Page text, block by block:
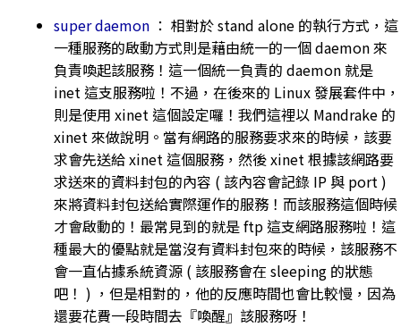
super daemon ： 相對於 stand alone 的執行方式，這
一種服務的啟動方式則是藉由統一的一個 daemon 來
負責喚起該服務！這一個統一負責的 daemon 就是
inet 這支服務啦！不過，在後來的 Linux 發展套件中，
則是使用 xinet 這個設定囉！我們這裡以 Mandrake 的
xinet 來做說明。當有網路的服務要求來的時候，該要
求會先送給 xinet 這個服務，然後 xinet 根據該網路要
求送來的資料封包的內容 ( 該內容會記錄 IP 與 port )
來將資料封包送給實際運作的服務！而該服務這個時候
才會啟動的！最常見到的就是 ftp 這支網路服務啦！這
種最大的優點就是當沒有資料封包來的時候，該服務不
會一直佔據系統資源 ( 該服務會在 sleeping 的狀態
吧！ ) ，但是相對的，他的反應時間也會比較慢，因為
還要花費一段時間去『喚醒』該服務呀！